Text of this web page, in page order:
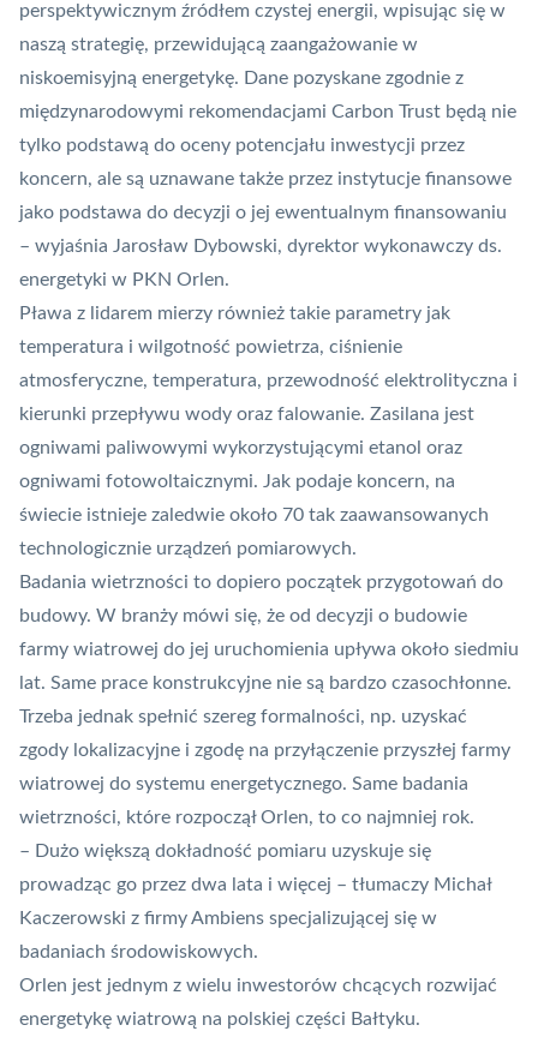
perspektywicznym źródłem czystej energii, wpisując się w
naszą strategię, przewidującą zaangażowanie w
niskoemisyjną energetykę. Dane pozyskane zgodnie z
międzynarodowymi rekomendacjami Carbon Trust będą nie
tylko podstawą do oceny potencjału inwestycji przez
koncern, ale są uznawane także przez instytucje finansowe
jako podstawa do decyzji o jej ewentualnym finansowaniu
– wyjaśnia Jarosław Dybowski, dyrektor wykonawczy ds.
energetyki w PKN Orlen.
Pława z lidarem mierzy również takie parametry jak
temperatura i wilgotność powietrza, ciśnienie
atmosferyczne, temperatura, przewodność elektrolityczna i
kierunki przepływu wody oraz falowanie. Zasilana jest
ogniwami paliwowymi wykorzystującymi etanol oraz
ogniwami fotowoltaicznymi. Jak podaje koncern, na
świecie istnieje zaledwie około 70 tak zaawansowanych
technologicznie urządzeń pomiarowych.
Badania wietrzności to dopiero początek przygotowań do
budowy. W branży mówi się, że od decyzji o budowie
farmy wiatrowej do jej uruchomienia upływa około siedmiu
lat. Same prace konstrukcyjne nie są bardzo czasochłonne.
Trzeba jednak spełnić szereg formalności, np. uzyskać
zgody lokalizacyjne i zgodę na przyłączenie przyszłej farmy
wiatrowej do systemu energetycznego. Same badania
wietrzności, które rozpoczął Orlen, to co najmniej rok.
– Dużo większą dokładność pomiaru uzyskuje się
prowadząc go przez dwa lata i więcej – tłumaczy Michał
Kaczerowski z firmy Ambiens specjalizującej się w
badaniach środowiskowych.
Orlen jest jednym z wielu inwestorów chcących rozwijać
energetykę wiatrową na polskiej części Bałtyku.